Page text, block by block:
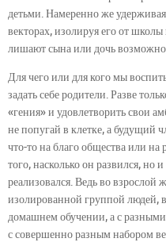
детьми. Намеренно же
векторах, изолируя его от
лишают сына или дочь
Для чего или для кого мы
задать себе родители. Разве
«гения» и удовлетворить свои
не попугай в клетке, а будущий
что-то на благо общества или
того, насколько он развился, но
реализовался. Ведь во взрослой
изолированной группой людей,
домашнем обучении, а с разными
с совершенно разным набором